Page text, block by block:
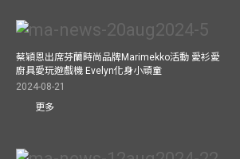
蔡穎恩出席芬蘭時尚品牌Marimekko活動 愛衫愛
廚具愛玩遊戲機 Evelyn化身小頑童
2024-08-21
更多